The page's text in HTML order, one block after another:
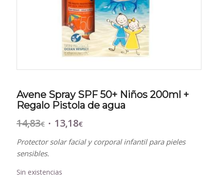
Avene Spray SPF 50+ Niños 200ml +
Regalo Pistola de agua
14,83€ El
original
era:
14,83€.
13,18€El
actual
Protector solar facial y corporal infantil para pieles
sensibles.
Sin existencias